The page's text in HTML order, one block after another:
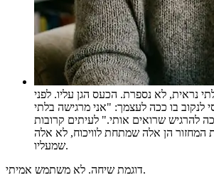
נראית, לא נספרת. הכעס הגן עליו. לפני
לנקוב בו ככה לעצמך: "אני מרגישה בלתי
להרגיש שרואים אותי." לעיתים קרובות
המחזור הן אלה שמתחת לוויכוח, לא אלה
שמעליו.
דוגמת שיחה. לא משתמש אמיתי.